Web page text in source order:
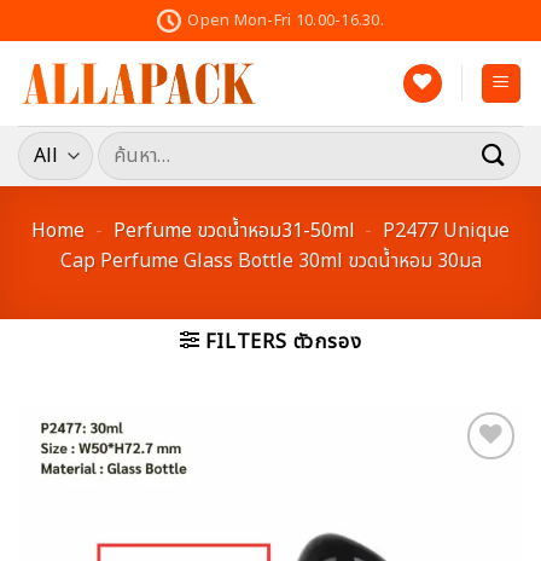
to
content
Open Mon-Fri 10.00-16.30.
ค้นหา:
Home - Perfume ขวดน้ำหอม31-50ml - P2477 Unique
Cap Perfume Glass Bottle 30ml ขวดน้ำหอม 30มล
FILTERS ตัวกรอง